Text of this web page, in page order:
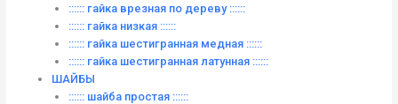
:::::: гайка врезная по дереву ::::::
:::::: гайка низкая ::::::
:::::: гайка шестигранная медная ::::::
:::::: гайка шестигранная латунная ::::::
ШАЙБЫ
:::::: шайба простая ::::::